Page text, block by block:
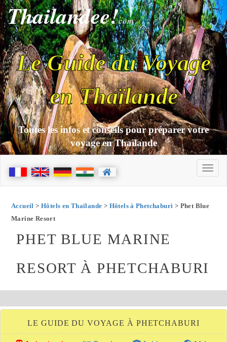
Thailandee!com
Le Guide du Voyage
en Thaïlande
Toutes les infos et conseils pour préparer votre
voyage en Thaïlande
Accueil > Hôtels en Thaïlande > Hôtels à Phetchaburi > Phet Blue
Marine Resort
PHET BLUE MARINE
RESORT À PHETCHABURI
LE GUIDE DU VOYAGE À PHETCHABURI